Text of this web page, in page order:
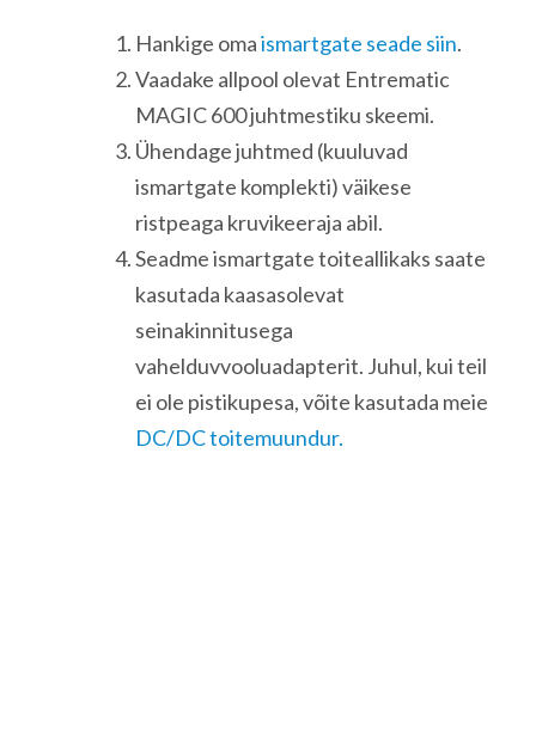
Hankige omaismartgate seade siin.
Vaadake allpool olevat Entrematic
MAGIC 600 juhtmestiku skeemi.
Ühendage juhtmed (kuuluvad
ismartgate komplekti) väikese
ristpeaga kruvikeeraja abil.
Seadme ismartgate toiteallikaks saate
kasutada kaasasolevat
seinakinnitusega
vahelduvvooluadapterit. Juhul, kui teil
ei ole pistikupesa, võite kasutada meie
DC/DC toitemuundur.